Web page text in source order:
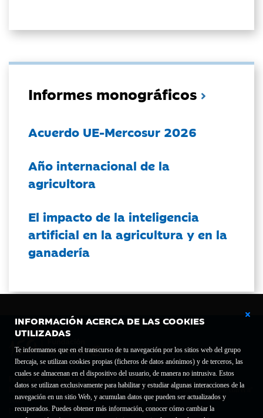
INFORMACIÓN ACERCA DE LAS COOKIES
UTILIZADAS
Te informamos que en el transcurso de tu navegación por los sitios web del grupo
Ibercaja, se utilizan cookies propias (ficheros de datos anónimos) y de terceros, las
cuales se almacenan en el dispositivo del usuario, de manera no intrusiva. Estos
datos se utilizan exclusivamente para habilitar y estudiar algunas interacciones de la
navegación en un sitio Web, y acumulan datos que pueden ser actualizados y
recuperados. Puedes obtener más información, conocer cómo cambiar la
Informes monográficos
Acuerdo UE-Mercosur 2026
Año internacional de la
agricultora
El impacto de la inteligencia
artificial en la agricultura y en la
ganadería
Fundación Bancaria Ibercaja C.I.F. G-50000652.
Inscrita en el Registro de Fundaciones del Mº de Educación, Cultura y Deporte con el nº
1689.
Domicilio social: Joaquín Costa, 13. 50001 Zaragoza.